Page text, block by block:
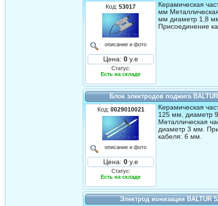
Код:53017
описание и фото
Цена: 0 у.е
Статус:
Есть на складе
Керамическая
мм
мм диаметр 1,8
Присоединение
Блок электродов поджига
Код: 0029010021
описание и фото
Цена: 0 у.е
Статус:
Есть на складе
Керамическая
125 мм, диаметр
Металлическая
диаметр 3 мм.
кабеля: 6 мм.
Электрод ионизации BALTUR